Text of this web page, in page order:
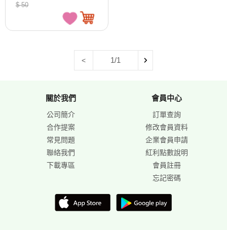
$ 50
< 1/1
關於我們
公司簡介
合作提案
常見問題
聯絡我們
下載專區
會員中心
訂單查詢
修改會員資料
企業會員申請
紅利點數說明
會員註冊
忘記密碼